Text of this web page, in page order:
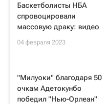
Баскетболисты НБА
спровоцировали
массовую драку: видео
04 февраля 2023
"Милуоки" благодаря 50
очкам Адетокунбо
победил "Нью-Орлеан"